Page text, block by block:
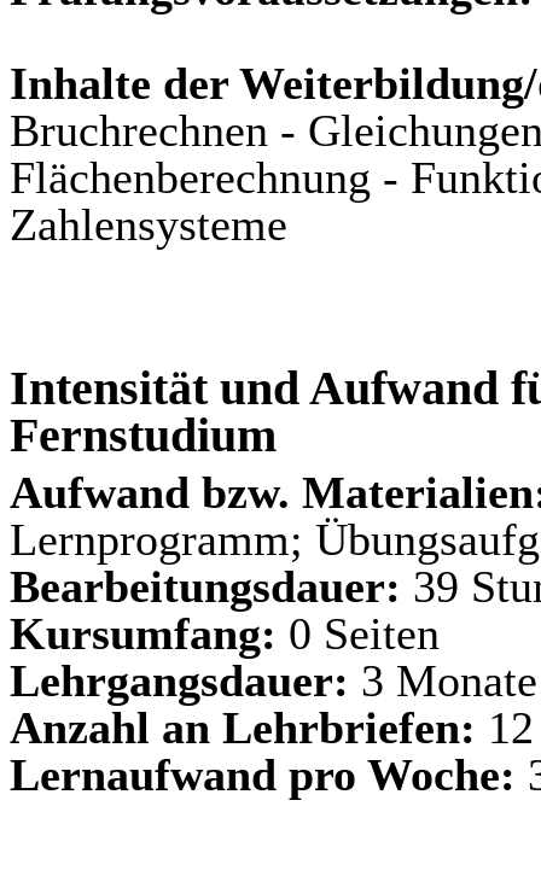
Inhalte der
Bruchrechnen -
Flächenberechnung -
Zahlensysteme
Intensität und Aufwand
Fernstudium
Aufwand bzw.
Lernprogramm;
Bearbeitungsdauer: 39
Kursumfang: 0 Seiten
Lehrgangsdauer: 3 Monate
Anzahl an Lehrbriefen: 12
Lernaufwand pro Woche: